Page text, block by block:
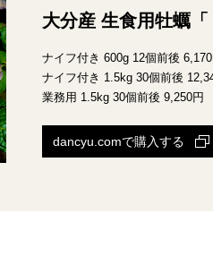
大分産 生食用牡蠣「
ナイフ付き 600g 12個前後
ナイフ付き 1.5kg 30個前後
業務用 1.5kg 30個前後 9,250円
dancyu.comで購入する